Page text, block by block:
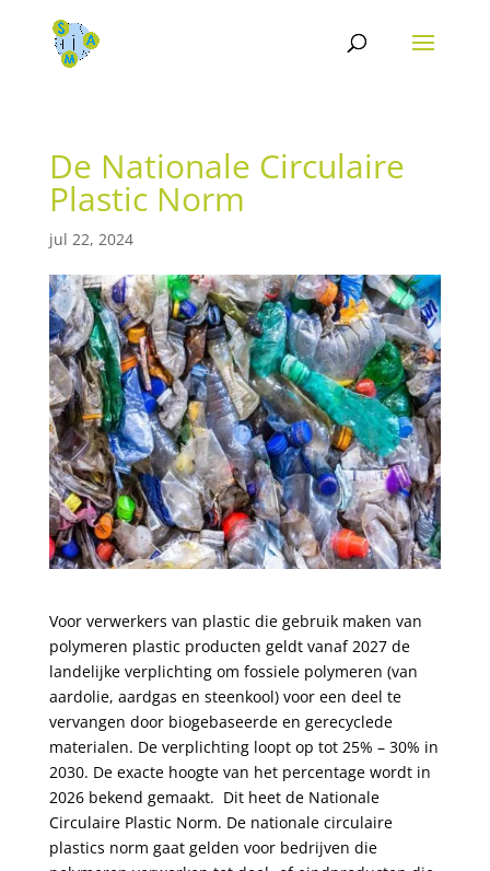
De Nationale Circulaire
Plastic Norm
jul 22, 2024
Voor verwerkers van plastic die gebruik maken van
polymeren plastic producten geldt vanaf 2027 de
landelijke verplichting om fossiele polymeren (van
aardolie, aardgas en steenkool) voor een deel te
vervangen door biogebaseerde en gerecyclede
materialen. De verplichting loopt op tot 25% – 30% in
2030. De exacte hoogte van het percentage wordt in
2026 bekend gemaakt. Dit heet de Nationale
Circulaire Plastic Norm. De nationale circulaire
plastics norm gaat gelden voor bedrijven die